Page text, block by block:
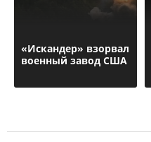
«Искандер» взорвал
военный завод США